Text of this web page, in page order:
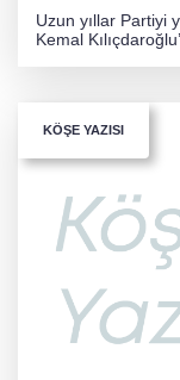
Uzun yıllar Partiyi
Kemal
KÖŞE YAZISI